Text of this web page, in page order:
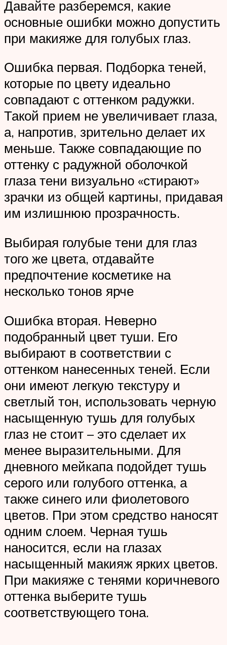
Давайте разберемся, какие
основные ошибки можно допустить
при макияже для голубых глаз.
Ошибка первая. Подборка теней,
которые по цвету идеально
совпадают с оттенком радужки.
Такой прием не увеличивает глаза,
а, напротив, зрительно делает их
меньше. Также совпадающие по
оттенку с радужной оболочкой
глаза тени визуально «стирают»
зрачки из общей картины, придавая
им излишнюю прозрачность.
Выбирая голубые тени для глаз
того же цвета, отдавайте
предпочтение косметике на
несколько тонов ярче
Ошибка вторая. Неверно
подобранный цвет туши. Его
выбирают в соответствии с
оттенком нанесенных теней. Если
они имеют легкую текстуру и
светлый тон, использовать черную
насыщенную тушь для голубых
глаз не стоит – это сделает их
менее выразительными. Для
дневного мейкапа подойдет тушь
серого или голубого оттенка, а
также синего или фиолетового
цветов. При этом средство наносят
одним слоем. Черная тушь
наносится, если на глазах
насыщенный макияж ярких цветов.
При макияже с тенями коричневого
оттенка выберите тушь
соответствующего тона.